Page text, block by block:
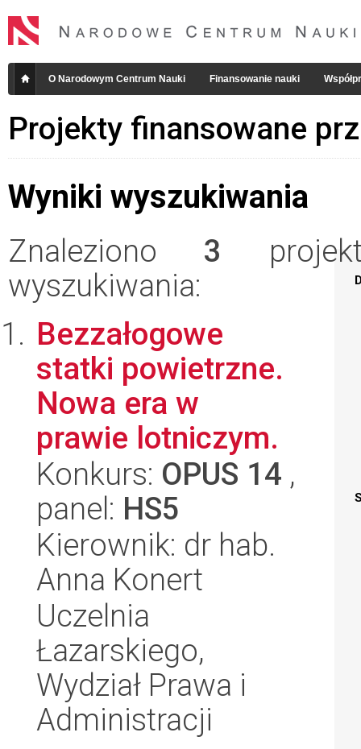
O Narodowym Centrum Nauki Finansowanie nauki
Projekty finansowane
Wyniki wyszukiwania
Znaleziono 3
wyszukiwania:
Bezzałogowe
statki powietrzne.
Nowa era w
prawie lotniczym.
Konkurs: OPUS 14 ,
panel: HS5
Kierownik: dr hab.
Anna Konert
Uczelnia
Łazarskiego,
Wydział Prawa i
Administracji